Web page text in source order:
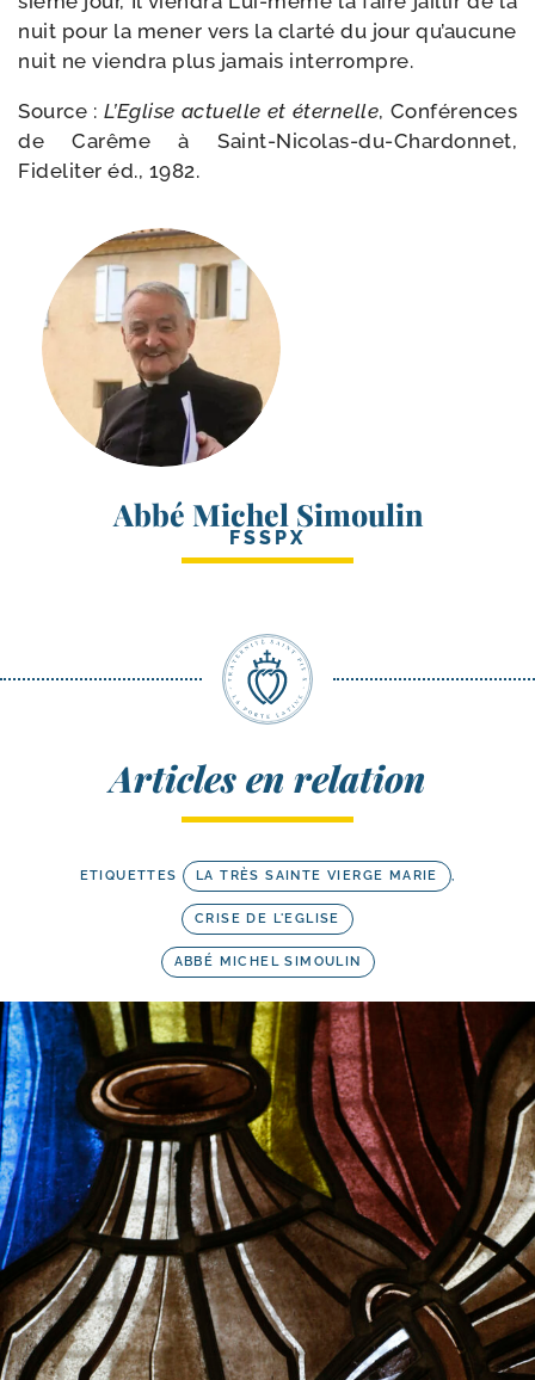
nuit pour la mener vers la clar­té du jour qu’au­cune
nuit ne vien­dra plus jamais interrompre.
Source : L’Eglise actuelle et éter­nelle, Conférences
de Carême à Saint-​Nicolas-​du-​Chardonnet,
Fideliter éd., 1982.
Abbé Michel Simoulin
FSSPX
Articles en relation
ETIQUETTES LA TRÈS SAINTE VIERGE MARIE ,
CRISE DE L'EGLISE
ABBÉ MICHEL SIMOULIN